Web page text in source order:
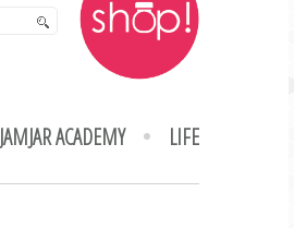
JAMJAR ACADEMY LIFE